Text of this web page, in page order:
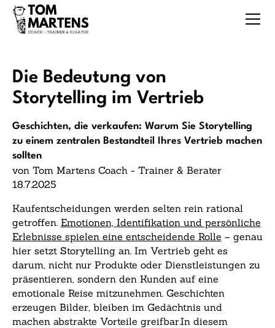
Die Bedeutung von
Storytelling im Vertrieb
Geschichten, die verkaufen: Warum Sie Storytelling
zu einem zentralen Bestandteil Ihres Vertrieb machen
sollten
von Tom Martens Coach - Trainer & Berater
18.7.2025
Kaufentscheidungen werden selten rein rational
getroffen. Emotionen, Identifikation und persönliche
Erlebnisse spielen eine entscheidende Rolle – genau
hier setzt Storytelling an. Im Vertrieb geht es
darum, nicht nur Produkte oder Dienstleistungen zu
präsentieren, sondern den Kunden auf eine
emotionale Reise mitzunehmen. Geschichten
erzeugen Bilder, bleiben im Gedächtnis und
machen abstrakte Vorteile greifbar.In diesem